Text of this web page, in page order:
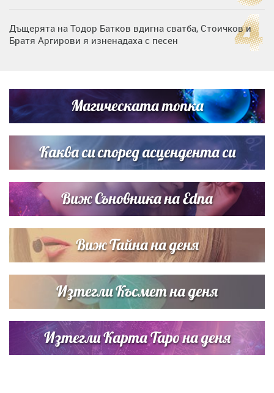
Дъщерята на Тодор Батков вдигна сватба, Стоичков и
Братя Аргирови я изненадаха с песен
Списъкът е ясен: Джей Ло и Риана във ВИП гостите на
сватбата на Роналдо
Магическата топка
Каква си според асцендента си
Виж Съновника на Edna
Виж Тайна на деня
Изтегли Късмет на деня
Изтегли Карта Таро на деня